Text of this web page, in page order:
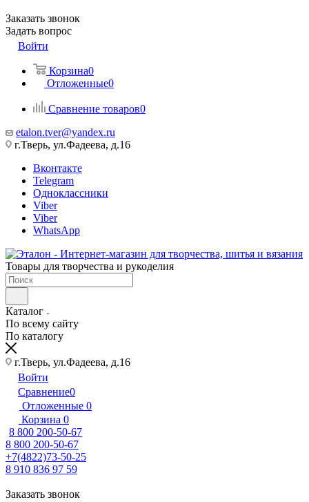
Заказать звонок
Задать вопрос
Войти
Корзина0
Отложенные0
Сравнение товаров0
etalon.tver@yandex.ru
г.Тверь, ул.Фадеева, д.16
Вконтакте
Telegram
Одноклассники
Viber
Viber
WhatsApp
Товары для творчества и рукоделия
Каталог
По всему сайту
По каталогу
г.Тверь, ул.Фадеева, д.16
Войти
Сравнение0
Отложенные 0
Корзина 0
8 800 200-50-67
8 800 200-50-67
+7(4822)73-50-25
8 910 836 97 59
Заказать звонок